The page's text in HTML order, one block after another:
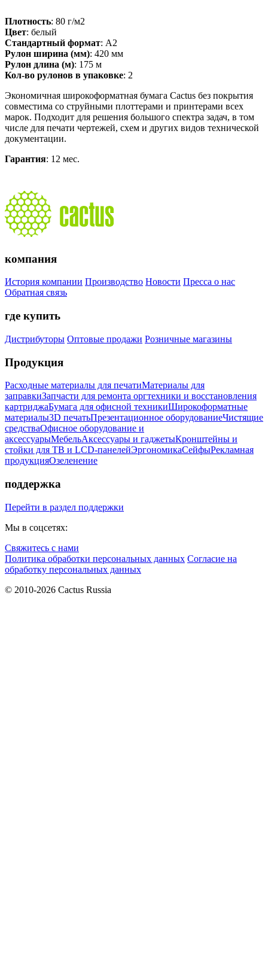
Плотность: 80 г/м2
Цвет: белый
Стандартный формат: A2
Рулон ширина (мм): 420 мм
Рулон длина (м): 175 м
Кол-во рулонов в упаковке: 2
Экономичная широкоформатная бумага Cactus без покрытия
совместима со струйными плоттерами и принтерами всех
марок. Подходит для решения большого спектра задач, в том
числе для печати чертежей, схем и других видов технической
документации.
Гарантия: 12 мес.
компания
История компании Производство Новости Пресса о нас
Обратная связь
где купить
Дистрибуторы Оптовые продажи Розничные магазины
Продукция
Расходные материалы для печатиМатериалы для
заправкиЗапчасти для ремонта оргтехники и восстановления
картриджаБумага для офисной техникиШирокоформатные
материалы3D печатьПрезентационное оборудованиеЧистящие
средстваОфисное оборудование и
аксессуарыМебельАксессуары и гаджетыКронштейны и
стойки для ТВ и LCD-панелейЭргономикаСейфыРекламная
продукцияОзеленение
поддержка
Перейти в раздел поддержки
Мы в соцсетях:
Свяжитесь с нами
Политика обработки персональных данных Согласие на
обработку персональных данных
© 2010-2026 Cactus Russia